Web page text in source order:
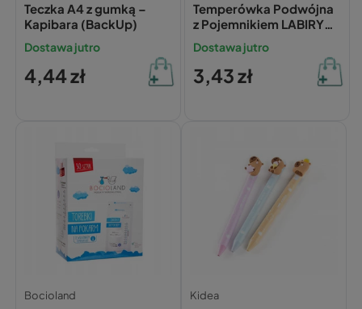
Teczka A4 z gumką –
Kapibara (BackUp)
Dostawa jutro
4,44 zł
Temperówka Podwójna
z Pojemnikiem LABIRYNT
Łamigłówka PASTEL
Kidea
Dostawa jutro
3,43 zł
Bocioland Kidea